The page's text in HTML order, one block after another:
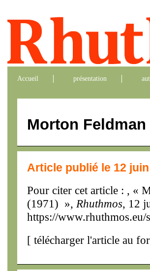
Accueil présentation
Morton
Article publié le 12
Pour citer cet article : , «
(1971) », Rhuthmos, 12
https://www.rhuthmos.eu/
[ télécharger l'article au